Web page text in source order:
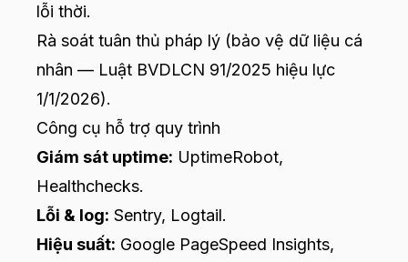
lỗi thời.
Rà soát tuân thủ pháp lý (bảo vệ dữ liệu cá
nhân — Luật BVDLCN 91/2025 hiệu lực
1/1/2026).
Công cụ hỗ trợ quy trình
Giám sát uptime: UptimeRobot,
Healthchecks.
Lỗi & log: Sentry, Logtail.
Hiệu suất: Google PageSpeed Insights,